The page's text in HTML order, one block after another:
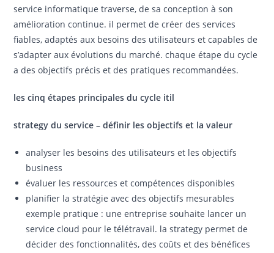
service informatique traverse, de sa conception à son
amélioration continue. il permet de créer des services
fiables, adaptés aux besoins des utilisateurs et capables de
s’adapter aux évolutions du marché. chaque étape du cycle
a des objectifs précis et des pratiques recommandées.
les cinq étapes principales du cycle itil
strategy du service – définir les objectifs et la valeur
analyser les besoins des utilisateurs et les objectifs
business
évaluer les ressources et compétences disponibles
planifier la stratégie avec des objectifs mesurables
exemple pratique : une entreprise souhaite lancer un
service cloud pour le télétravail. la strategy permet de
décider des fonctionnalités, des coûts et des bénéfices